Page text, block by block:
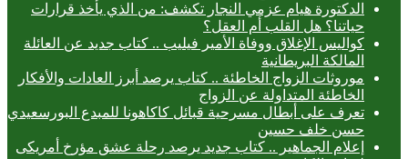
الدكتورة هيام عزمي النجار تكشف: من الذي يأخذ قرارات
حياتنا؟ هل القلب أم العقل؟
كواليس الإغلاق ووفاة الأمير فيليب .. كتاب جديد عن العائلة
المالكة البريطانية
موروثات الزواج الخاطئة .. كتاب يرصد أبرز العادات والأفكار
الخاطئة المتداولة عن الزواج
تعرف على أبطال مسرحية قبائل كاكاهونا للمبدع البورسعيدي
حسن خلف حسين
إعلام الجماهير .. كتاب جديد يرصد رحلة عشق مؤرخ أمريكى